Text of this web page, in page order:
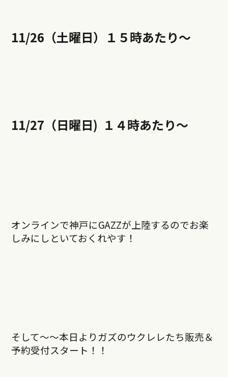
11/26（土曜日）１５時あたり〜
11/27（日曜日) １４時あたり〜
オンラインで神戸にGAZZが上陸するのでお楽
しみにしといておくれやす！
そして〜〜本日よりガズのウクレレたち販売＆
予約受付スタート！！